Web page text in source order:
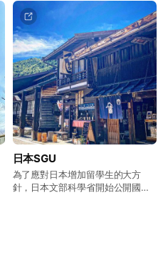
敢開口你有的是機會！
日本SGU
為了應對日本增加留學生的大方
針，日本文部科學省開始公開國際